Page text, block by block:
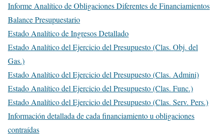
Informe Analítico de Obligaciones Diferentes de Financiamientos
Balance Presupuestario
Estado Analítico de Ingresos Detallado
Estado Analítico del Ejercicio del Presupuesto (Clas. Obj. del
Gas.)
Estado Analítico del Ejercicio del Presupuesto (Clas. Admini)
Estado Analítico del Ejercicio del Presupuesto (Clas. Func.)
Estado Analítico del Ejercicio del Presupuesto (Clas. Serv. Pers.)
Información detallada de cada financiamiento u obligaciones
contraídas